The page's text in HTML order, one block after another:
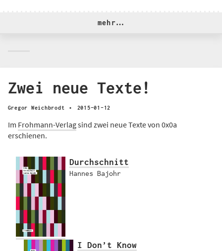
mehr…
Zwei neue Texte!
Gregor Weichbrodt · 2015-01-12
Im Frohmann-Verlagsind zwei neue Texte von 0x0a
erschienen.
Durchschnitt
Hannes Bajohr
I Don’t Know